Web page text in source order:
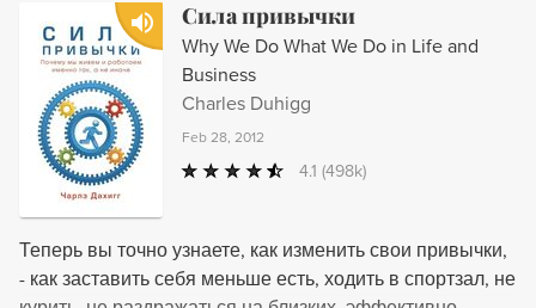
Сила привычки
Why We Do What We Do in Life and
Business
Charles Duhigg
Feb 28, 2012
4.1 (498k)
Теперь вы точно узнаете, как изменить свои привычки,
- как заставить себя меньше есть, ходить в спортзал, не